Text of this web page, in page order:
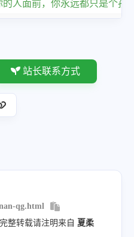
人面前，你永远都只是个孩
站长联系方式
qg.html
整转载请注明来自 夏柔